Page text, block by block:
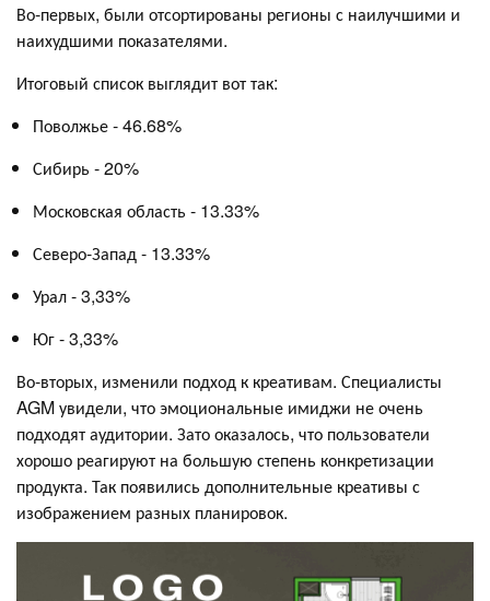
Во-первых, были отсортированы регионы с наилучшими и
наихудшими показателями.
Итоговый список выглядит вот так:
Поволжье - 46.68%
Сибирь - 20%
Московская область - 13.33%
Северо-Запад - 13.33%
Урал - 3,33%
Юг - 3,33%
Во-вторых, изменили подход к креативам. Специалисты
AGM увидели, что эмоциональные имиджи не очень
подходят аудитории. Зато оказалось, что пользователи
хорошо реагируют на большую степень конкретизации
продукта. Так появились дополнительные креативы с
изображением разных планировок.